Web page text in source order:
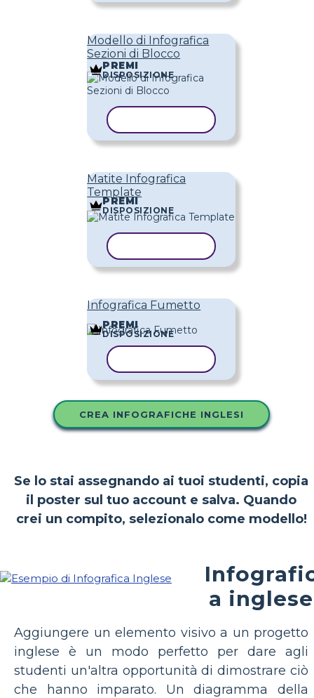
Modello di Infografica
Sezioni di Blocco
PREMI
DISPOSIZIONE
Matite Infografica
Template
PREMI
DISPOSIZIONE
Infografica Fumetto
PREMI
DISPOSIZIONE
CREA INFOGRAFICHE INGLESI
Se lo stai assegnando ai tuoi studenti, copia
il poster sul tuo account e salva. Quando
crei un compito, selezionalo come modello!
a inglese
Aggiungere un elemento visivo a un progetto
inglese è un modo perfetto per dare agli
studenti un'altra opportunità di dimostrare ciò
che hanno imparato. Un diagramma della